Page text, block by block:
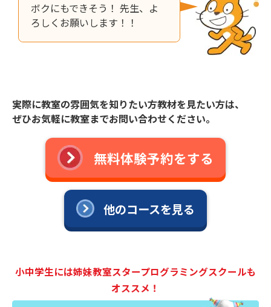
ボクにもできそう！ 先生、よ
ろしくお願いします！！
実際に教室の雰囲気を知りたい方教材を見たい方は、
ぜひお気軽に教室までお問い合わせください。
無料体験予約をする
他のコースを見る
小中学生には姉妹教室スタープログラミングスクールも
オススメ！